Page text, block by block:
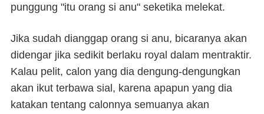
punggung "itu orang si anu" seketika melekat.
Jika sudah dianggap orang si anu, bicaranya akan
didengar jika sedikit berlaku royal dalam mentraktir.
Kalau pelit, calon yang dia dengung-dengungkan
akan ikut terbawa sial, karena apapun yang dia
katakan tentang calonnya semuanya akan